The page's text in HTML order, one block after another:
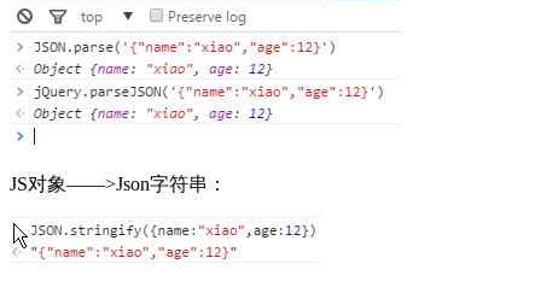
JS对象——>Json字符串：